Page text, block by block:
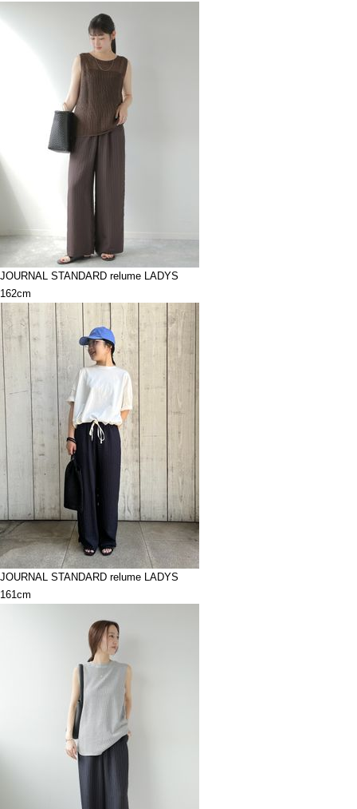
JOURNAL STANDARD relume LADYS
162cm
JOURNAL STANDARD relume LADYS
161cm